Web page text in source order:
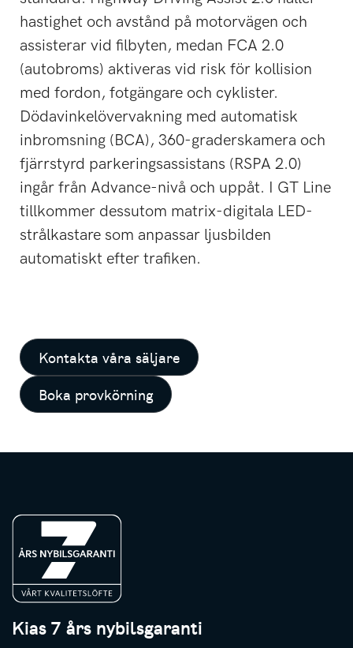
hastighet och avstånd på motorvägen och
assisterar vid filbyten, medan FCA 2.0
(autobroms) aktiveras vid risk för kollision
med fordon, fotgängare och cyklister.
Dödavinkelövervakning med automatisk
inbromsning (BCA), 360-graderskamera och
fjärrstyrd parkeringsassistans (RSPA 2.0)
ingår från Advance-nivå och uppåt. I GT Line
tillkommer dessutom matrix-digitala LED-
strålkastare som anpassar ljusbilden
automatiskt efter trafiken.
Kontakta våra säljare
Boka provkörning
Kias 7 års nybilsgaranti